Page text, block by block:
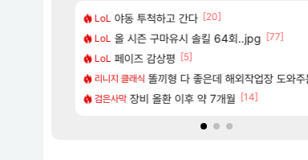
LoL 야동 투척하고 간다 [20]
LoL 올 시즌 구마유시 솔킬 64회..jpg [77]
LoL 페이즈 감상평 [5]
리니지 클래식 똘끼형 다 좋은데 해외작업장 도와주는 짓은 좀 아니지않
검은사막 장비 올환 이후 약 7개월 [14]
해외겜 메모리 3사, 2027년 생산분 완판?
아스오라 아사쿠라 마이 성우 정보 및 주요 필모
아스오라 아스오라 성우 정보 및 출연작 모음
아스오라 아키츠 아키나 성우 정보 및 주요 필모
비스트 모든 성소 위치 공략 (40개) - 귀환한 영혼